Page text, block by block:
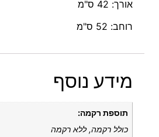
אורך: 42 ס"מ
רוחב: 52 ס"מ
מידע נוסף
תוספת רקמה:
כולל רקמה, ללא רקמה